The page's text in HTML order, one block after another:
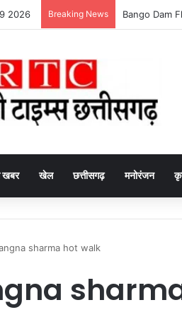
2026 Breaking News Baramkela
खबर खेल छत्तीसगढ़ मनोरंजन
sharma hot walk